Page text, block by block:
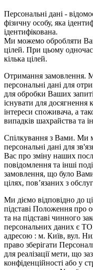
Персональні дані -
фізичну особу, яка
ідентифікована.
Ми можемо обробляти
цілей. При цьому
кілька цілей.
Отримання замовлення.
персональні дані для
для обробки Ваших
існувати для досягнення
інтереси споживача, а
випадків шахрайства та
Спілкування з Вами. Ми
персональні дані для
Вас про зміну наших
повідомлення та інші
замовлення, що було
цілях, пов’язаних з
Ми діємо відповідно до
підставі Положення про
та на підставі чинного
персональних даних є
адресою : м. Київ, вул.
право зберігати
для реалізації мети, що
конфіденційності або у